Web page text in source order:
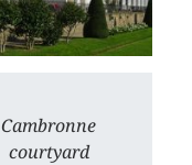
Cambronne
courtyard